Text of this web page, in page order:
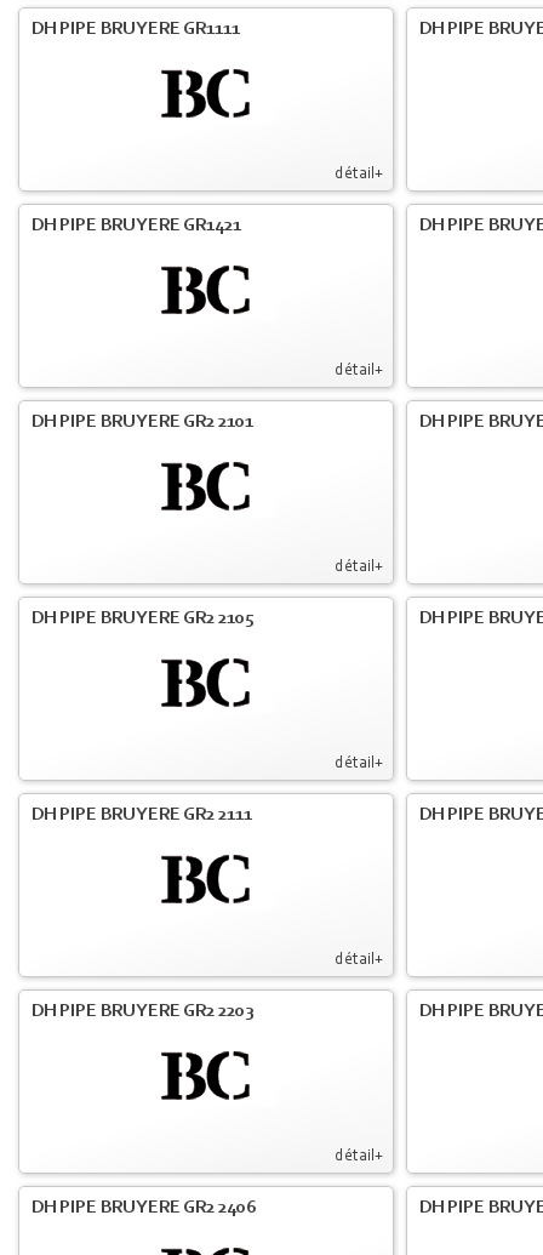
détail+
DH PIPE BRUYERE GR1111 DH PIPE
détail+
DH PIPE BRUYERE GR1421 DH PIPE
détail+
DH PIPE BRUYERE GR2 2101 DH PIPE
détail+
DH PIPE BRUYERE GR2 2105 DH PIPE
détail+
DH PIPE BRUYERE GR2 2111 DH PIPE
détail+
DH PIPE BRUYERE GR2 2203 DH PIPE
DH PIPE BRUYERE GR2 2406 DH PIPE